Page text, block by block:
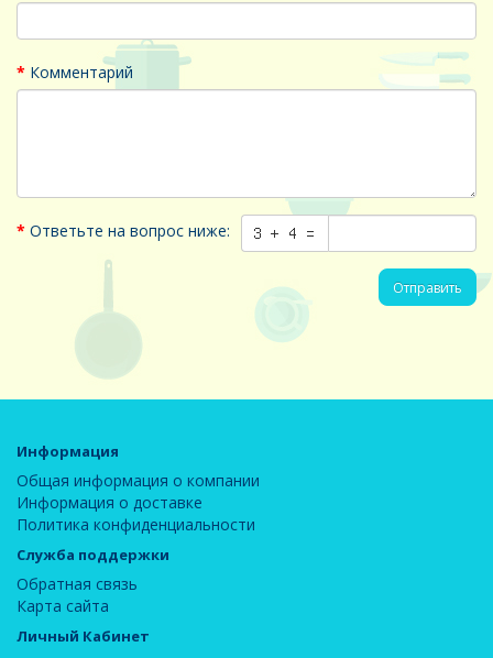
Комментарий
Ответьте на вопрос ниже:
Отправить
Информация
Общая информация о компании
Информация о доставке
Политика конфиденциальности
Служба поддержки
Обратная связь
Карта сайта
Личный Кабинет